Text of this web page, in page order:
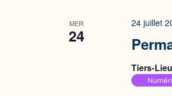
MER
24
24 juillet
Tiers-